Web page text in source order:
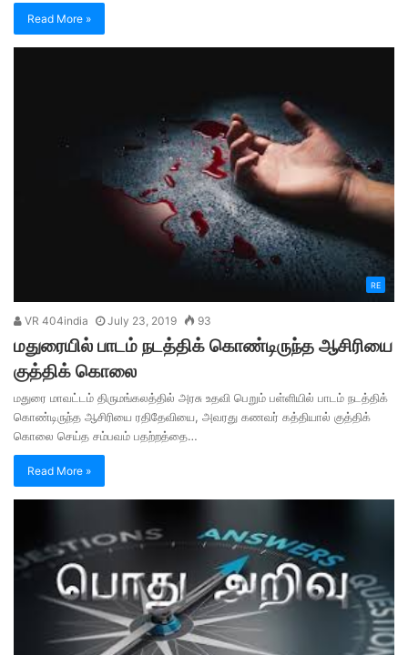
Read More »
RE
VR 404india July 23, 2019 93
மதுரையில் பாடம் நடத்திக் கொண்டிருந்த ஆசிரியை
குத்திக் கொலை
மதுரை மாவட்டம் திருமங்கலத்தில் அரசு உதவி பெறும் பள்ளியில் பாடம் நடத்திக்
கொண்டிருந்த ஆசிரியை ரதிதேவியை, அவரது கணவர் கத்தியால் குத்திக்
கொலை செய்த சம்பவம் பதற்றத்தை…
Read More »